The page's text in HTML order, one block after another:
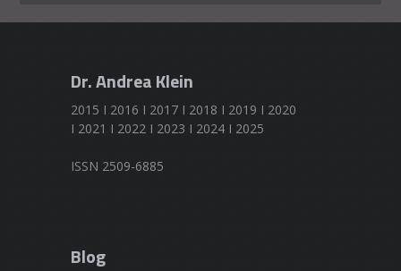
Dr. Andrea Klein
2015 I 2016 I 2017 I 2018 I 2019 I 2020
I 2021 I 2022 I 2023 I 2024 I 2025
ISSN 2509-6885
Blog